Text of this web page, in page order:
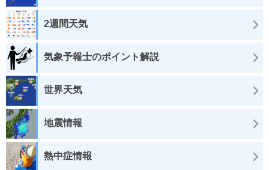
2週間天気
気象予報士のポイント解説
世界天気
地震情報
熱中症情報